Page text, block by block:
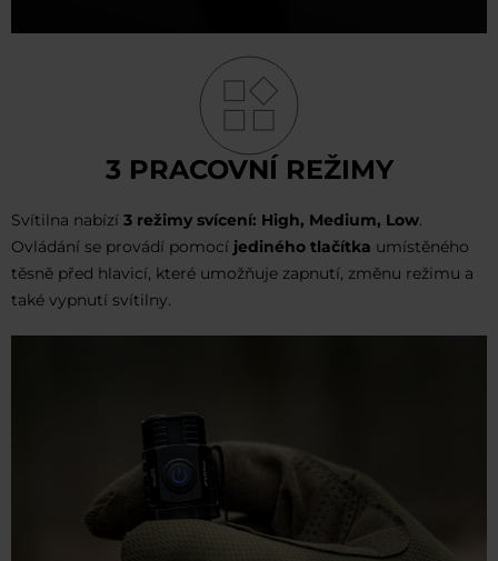
3 PRACOVNÍ REŽIMY
Svítilna nabízí 3 režimy svícení: High, Medium, Low
Ovládání se provádí pomocí jediného tlačítka umístěného
těsně před hlavicí, které umožňuje zapnutí, změnu režimu a
také vypnutí svítilny.